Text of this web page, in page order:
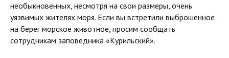
необыкновенных, несмотря на свои размеры, очень
уязвимых жителях моря. Если вы встретили выброшенное
на берег морское животное, просим сообщать
сотрудникам заповедника «Курильский».